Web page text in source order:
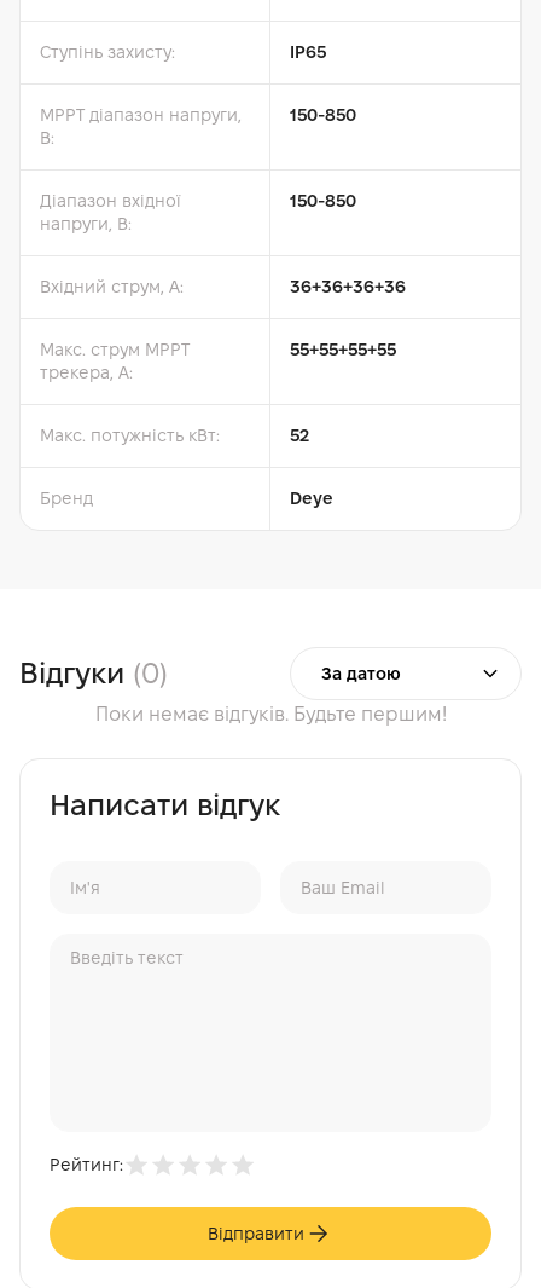
Ступінь захисту: IP65
MPPT діапазон напруги,
B:
150-850
Діапазон вхідної
напруги, B:
150-850
Вхідний струм, A: 36+36+36+36
Макс. струм MPPT
трекерa, A:
55+55+55+55
Макс. потужність кВт: 52
Бренд Deye
Відгуки (0) За датою
Поки немає відгуків. Будьте першим!
Написати відгук
Рейтинг:
Відправити